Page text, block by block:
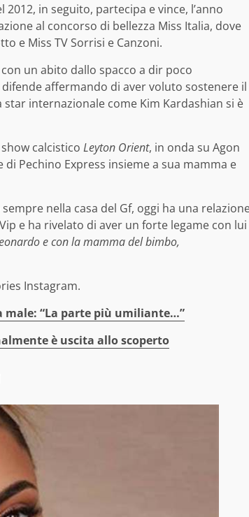
in seguito, partecipa e vince, l’anno
al concorso di bellezza Miss Italia, dove
e Miss TV Sorrisi e Canzoni.
un abito dallo spacco a dir poco
affermando di aver voluto sostenere il
internazionale come Kim Kardashian si è
calcistico Leyton Orient, in onda su Agon
Pechino Express insieme a sua mamma e
nella casa del Gf, oggi ha una
e ha rivelato di aver un forte legame con lui
e con la mamma del bimbo,
Instagram.
male: “La parte più umiliante…”
è uscita allo scoperto